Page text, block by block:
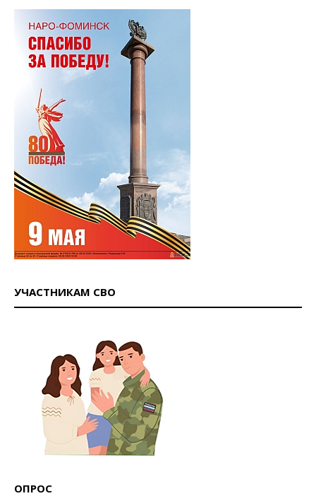
УЧАСТНИКАМ СВО
ОПРОС